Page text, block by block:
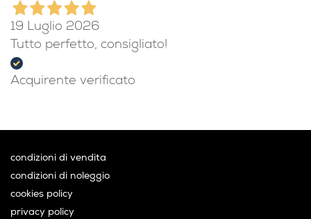
19 Luglio 2026
Tutto perfetto, consigliato!
Acquirente verificato
condizioni di vendita
condizioni di noleggio
cookies policy
privacy policy